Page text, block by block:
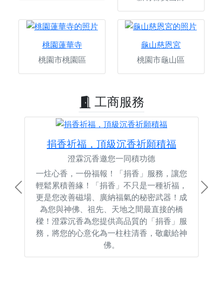
桃園蓮華寺
桃園市桃園區
龜山慈恩宮
桃園市龜山區
工商服務
捐香祈福，頂級沉香祈願積福
澄霖沉香邀您一同積功德
一炷心香，一份福報！「捐香」服務，讓您
輕鬆累積善緣！「捐香」不只是一種祈福，
更是您改善磁場、廣納福氣的秘密武器！成
為您與神佛、祖先、天地之間最直接的橋
樑！澄霖沉香為您提供高品質的「捐香」服
務，將您的心意化為一柱柱清香，敬獻給神
佛。
Previous Next